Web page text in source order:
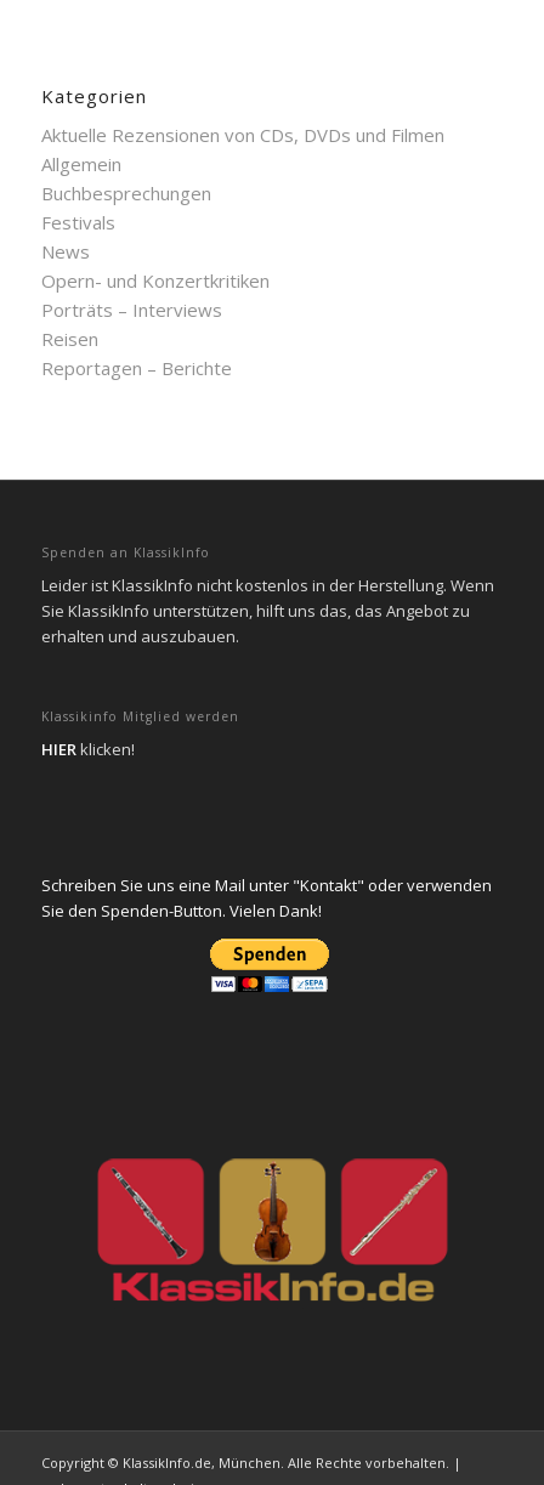
Kategorien
Aktuelle Rezensionen von CDs, DVDs und Filmen
Allgemein
Buchbesprechungen
Festivals
News
Opern- und Konzertkritiken
Porträts – Interviews
Reisen
Reportagen – Berichte
Spenden an KlassikInfo
Leider ist KlassikInfo nicht kostenlos in der Herstellung. Wenn
Sie KlassikInfo unterstützen, hilft uns das, das Angebot zu
erhalten und auszubauen.
Klassikinfo Mitglied werden
HIERklicken!
Schreiben Sie uns eine Mail unter "Kontakt" oder verwenden
Sie den Spenden-Button. Vielen Dank!
Copyright © KlassikInfo.de, München. Alle Rechte vorbehalten. |